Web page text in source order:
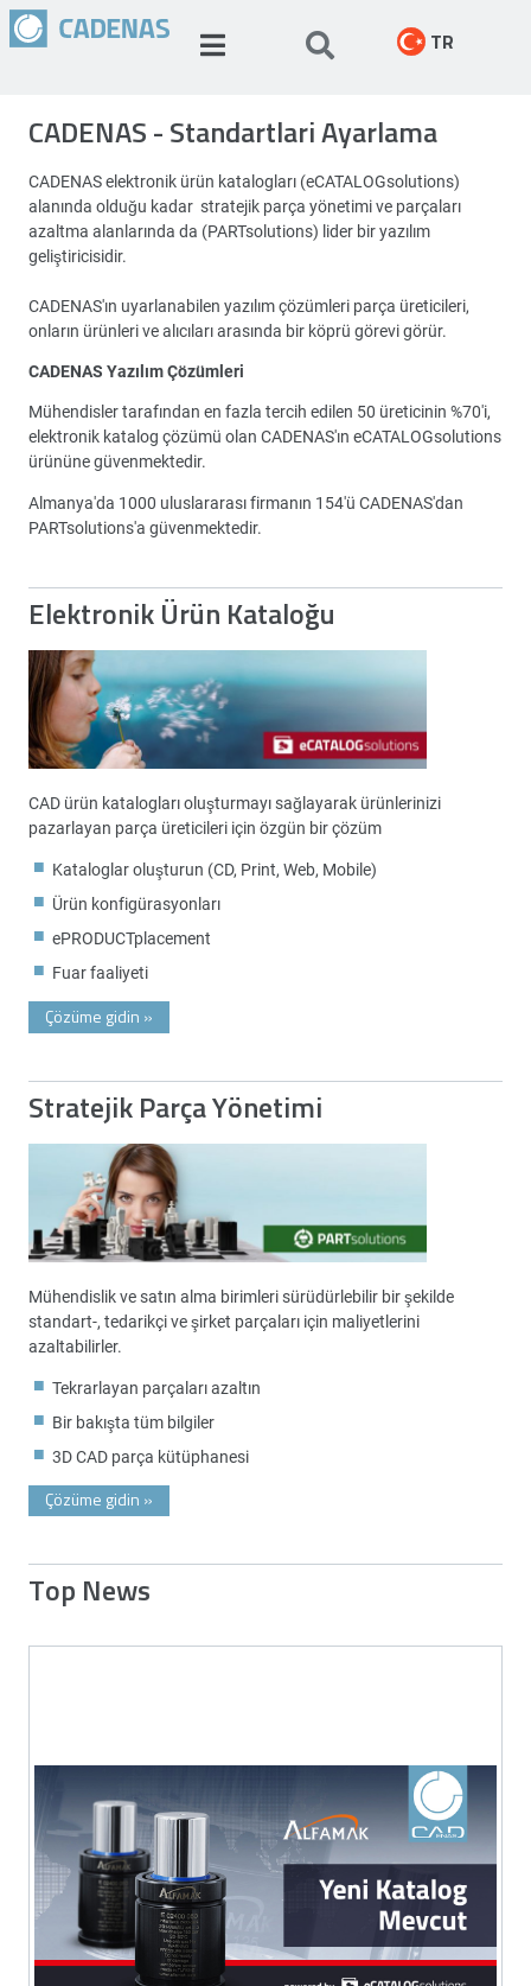
TR
CADENAS - Standartlari Ayarlama
CADENAS elektronik ürün katalogları (eCATALOGsolutions)
alanında olduğu kadar stratejik parça yönetimi ve parçaları
azaltma alanlarında da (PARTsolutions) lider bir yazılım
geliştiricisidir.
CADENAS'ın uyarlanabilen yazılım çözümleri parça üreticileri,
onların ürünleri ve alıcıları arasında bir köprü görevi görür.
CADENAS Yazılım Çözümleri
Mühendisler tarafından en fazla tercih edilen 50 üreticinin %70'i,
elektronik katalog çözümü olan CADENAS'ın eCATALOGsolutions
ürününe güvenmektedir.
Almanya'da 1000 uluslararası firmanın 154'ü CADENAS'dan
PARTsolutions'a güvenmektedir.
Elektronik Ürün Kataloğu
CAD ürün katalogları oluşturmayı sağlayarak ürünlerinizi
pazarlayan parça üreticileri için özgün bir çözüm
Kataloglar oluşturun (CD, Print, Web, Mobile)
Ürün konfigürasyonları
ePRODUCTplacement
Fuar faaliyeti
Çözüme gidin »
Stratejik Parça Yönetimi
Mühendislik ve satın alma birimleri sürüdürlebilir bir şekilde
standart-, tedarikçi ve şirket parçaları için maliyetlerini
azaltabilirler.
Tekrarlayan parçaları azaltın
Bir bakışta tüm bilgiler
3D CAD parça kütüphanesi
Çözüme gidin »
Top News